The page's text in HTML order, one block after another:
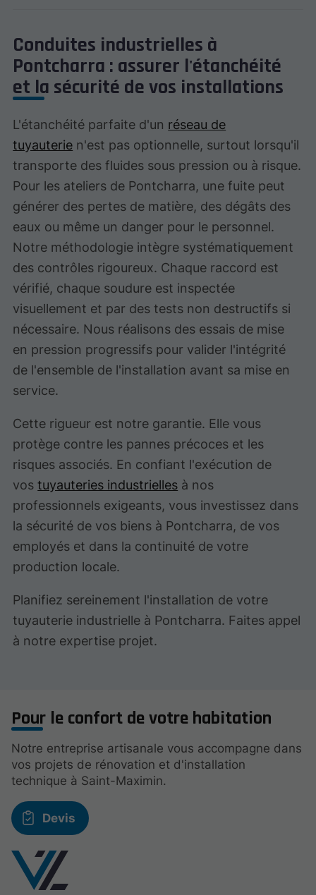
Conduites industrielles à
Pontcharra : assurer l'étanchéité
et la sécurité de vos installations
L'étanchéité parfaite d'un réseau de
tuyauterie n'est pas optionnelle, surtout lorsqu'il
transporte des fluides sous pression ou à risque.
Pour les ateliers de Pontcharra, une fuite peut
générer des pertes de matière, des dégâts des
eaux ou même un danger pour le personnel.
Notre méthodologie intègre systématiquement
des contrôles rigoureux. Chaque raccord est
vérifié, chaque soudure est inspectée
visuellement et par des tests non destructifs si
nécessaire. Nous réalisons des essais de mise
en pression progressifs pour valider l'intégrité
de l'ensemble de l'installation avant sa mise en
service.
Cette rigueur est notre garantie. Elle vous
protège contre les pannes précoces et les
risques associés. En confiant l'exécution de
vostuyauteries industrielles à nos
professionnels exigeants, vous investissez dans
la sécurité de vos biens à Pontcharra, de vos
employés et dans la continuité de votre
production locale.
Planifiez sereinement l'installation de votre
tuyauterie industrielle à Pontcharra. Faites appel
à notre expertise projet.
Pour le confort de votre habitation
Notre entreprise artisanale vous accompagne dans
vos projets de rénovation et d'installation
technique à Saint-Maximin.
Devis